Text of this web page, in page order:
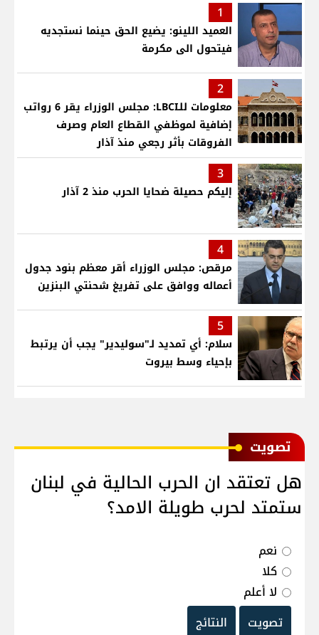
1
العميد اللينو: يضيع الحق حينما نستجديه
فيتحول الى مكرمة
2
معلومات للـLBCI: مجلس الوزراء يقر 6 رواتب
إضافية لموظفي القطاع العام وصرف
الفروقات بأثر رجعي منذ آذار
3
إليكم حصيلة ضحايا الحرب منذ 2 آذار
4
مرقص: مجلس الوزراء أقر معظم بنود جدول
أعماله ووافق على تفريغ شحنتي البنزين
5
سلام: أي تمديد لـ"سوليدير" يجب أن يرتبط
بإحياء وسط بيروت
ﺗﺼﻮﻳﺖ
هل تعتقد ان الحرب الحالية في لبنان
ستمتد لحرب طويلة الامد؟
نعم
كلا
لا أعلم
تصويت
النتائج